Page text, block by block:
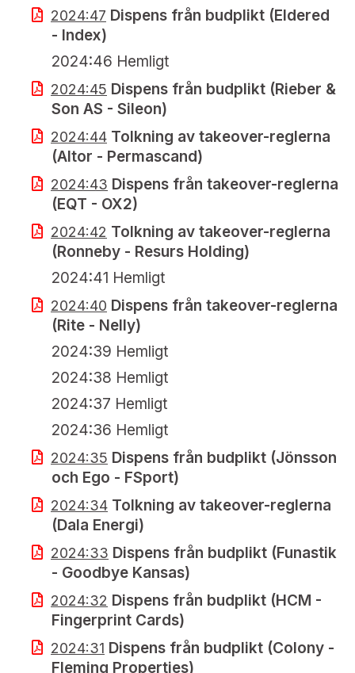
2024:47 Dispens från budplikt (Eldered
- Index)
2024:46 Hemligt
2024:45 Dispens från budplikt (Rieber &
Son AS - Sileon)
2024:44 Tolkning av takeover-reglerna
(Altor - Permascand)
2024:43 Dispens från takeover-reglerna
(EQT - OX2)
2024:42 Tolkning av takeover-reglerna
(Ronneby - Resurs Holding)
2024:41 Hemligt
2024:40 Dispens från takeover-reglerna
(Rite - Nelly)
2024:39 Hemligt
2024:38 Hemligt
2024:37 Hemligt
2024:36 Hemligt
2024:35 Dispens från budplikt (Jönsson
och Ego - FSport)
2024:34 Tolkning av takeover-reglerna
(Dala Energi)
2024:33 Dispens från budplikt (Funastik
- Goodbye Kansas)
2024:32 Dispens från budplikt (HCM -
Fingerprint Cards)
2024:31 Dispens från budplikt (Colony -
Fleming Properties)